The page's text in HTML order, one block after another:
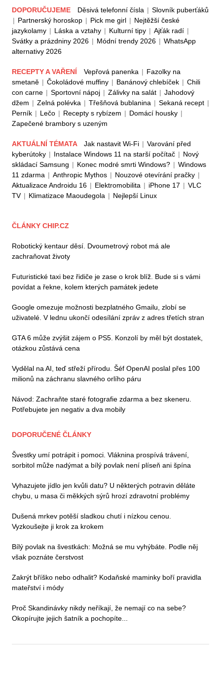
DOPORUČUJEME Děsivá telefonní čísla | Slovník puberťáků
| Partnerský horoskop | Pick me girl | Nejtěžší české
jazykolamy | Láska a vztahy | Kulturní tipy | Ajťák radí |
Svátky a prázdniny 2026 | Módní trendy 2026 | WhatsApp
alternativy 2026
RECEPTY A VAŘENÍ Vepřová panenka | Fazolky na
smetaně | Čokoládové muffiny | Banánový chlebíček | Chili
con carne | Sportovní nápoj | Zálivky na salát | Jahodový
džem | Zelná polévka | Třešňová bublanina | Sekaná recept |
Perník | Lečo | Recepty s rybízem | Domácí housky |
Zapečené brambory s uzeným
AKTUÁLNÍ TÉMATA Jak nastavit Wi-Fi | Varování před
kyberútoky | Instalace Windows 11 na starší počítač | Nový
skládací Samsung | Konec modré smrti Windows? | Windows
11 zdarma | Anthropic Mythos | Nouzové otevírání pračky |
Aktualizace Androidu 16 | Elektromobilita | iPhone 17 | VLC
TV | Klimatizace Maoudegola | Nejlepší Linux
ČLÁNKY CHIP.CZ
Robotický kentaur děsí. Dvoumetrový robot má ale
zachraňovat životy
Futuristické taxi bez řidiče je zase o krok blíž. Bude si s vámi
povídat a řekne, kolem kterých památek jedete
Google omezuje možnosti bezplatného Gmailu, zlobí se
uživatelé. V lednu ukončí odesílání zpráv z adres třetích stran
GTA 6 může zvýšit zájem o PS5. Konzolí by měl být dostatek,
otázkou zůstává cena
Vydělal na AI, teď střeží přírodu. Šéf OpenAI poslal přes 100
milionů na záchranu slavného orlího páru
Návod: Zachraňte staré fotografie zdarma a bez skeneru.
Potřebujete jen negativ a dva mobily
DOPORUČENÉ ČLÁNKY
Švestky umí potrápit i pomoci. Vláknina prospívá trávení,
sorbitol může nadýmat a bílý povlak není plíseň ani špína
Vyhazujete jídlo jen kvůli datu? U některých potravin děláte
chybu, u masa či měkkých sýrů hrozí zdravotní problémy
Dušená mrkev potěší sladkou chutí i nízkou cenou.
Vyzkoušejte ji krok za krokem
Bílý povlak na švestkách: Možná se mu vyhýbáte. Podle něj
však poznáte čerstvost
Zakrýt bříško nebo odhalit? Kodaňské maminky boří pravidla
mateřství i módy
Proč Skandinávky nikdy neříkají, že nemají co na sebe?
Okopírujte jejich šatník a pochopíte...